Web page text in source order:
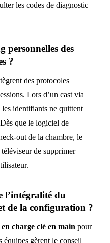
les codes de diagnostic
personnelles des
?
des protocoles
Lors d’un cast via
identifiants ne quittent
que le logiciel de
out de la chambre, le
de supprimer
l’intégralité du
de la configuration ?
charge clé en main pour
équipes gèrent le conseil